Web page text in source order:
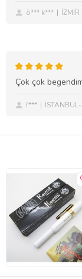
ö*** k*** İZMİR
Çok çok
f***